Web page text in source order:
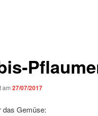
am 27/07/2017
das Gemüse: